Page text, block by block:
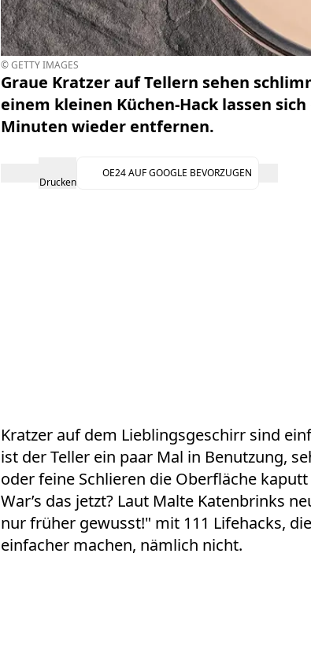
© GETTY IMAGES
Graue Kratzer auf Tellern sehen
einem kleinen Küchen-Hack lassen
Minuten wieder entfernen.
Drucken
OE24 AUF GOOGLE BEVORZUGEN
Kratzer auf dem Lieblingsgeschirr sind
ist derTeller ein paar Mal in Benutzung,
oder feine Schlieren die Oberfläche
War’s das jetzt? Laut Malte Katenbrinks
nur früher gewusst!" mit 111 Lifehacks,
einfacher machen, nämlich nicht.